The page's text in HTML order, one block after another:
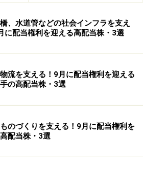
ものではありません。
最終的なご判断はご自身の責任において
については十分に配慮しております
のではなく、これに基づく損失・損害
責任を負いません。
ては、必ず各金融機関やサービス提供者
い。
サイト】
産運用の書籍をチェック！
運用関連の書籍をチェック！
、水道管などの社会インフラを支え
に配当権利を迎える高配当株・3選
流を支える！9月に配当権利を迎える
の高配当株・3選
のづくりを支える！9月に配当権利を
配当株・3選